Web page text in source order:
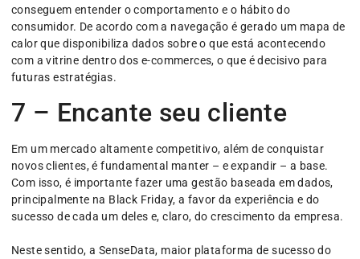
conseguem entender o comportamento e o hábito do
consumidor. De acordo com a navegação é gerado um mapa de
calor que disponibiliza dados sobre o que está acontecendo
com a vitrine dentro dos e-commerces, o que é decisivo para
futuras estratégias.
7 – Encante seu cliente
Em um mercado altamente competitivo, além de conquistar
novos clientes, é fundamental manter – e expandir – a base.
Com isso, é importante fazer uma gestão baseada em dados,
principalmente na Black Friday, a favor da experiência e do
sucesso de cada um deles e, claro, do crescimento da empresa.
Neste sentido, a SenseData, maior plataforma de sucesso do